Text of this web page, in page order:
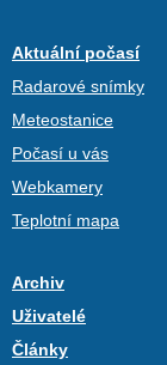
Aktuální počasí
Radarové snímky
Meteostanice
Počasí u vás
Webkamery
Teplotní mapa
Archiv
Uživatelé
Články